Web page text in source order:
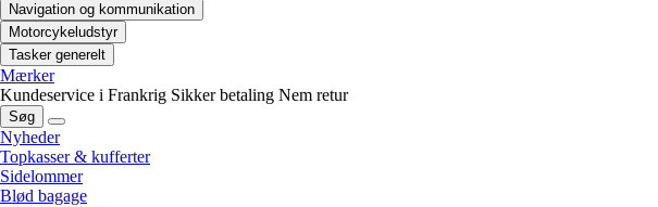
Navigation og kommunikation
Motorcykeludstyr
Tasker generelt
Mærker
Kundeservice i Frankrig Sikker betaling Nem retur
Søg
Nyheder
Topkasser & kufferter
Sidelommer
Blød bagage